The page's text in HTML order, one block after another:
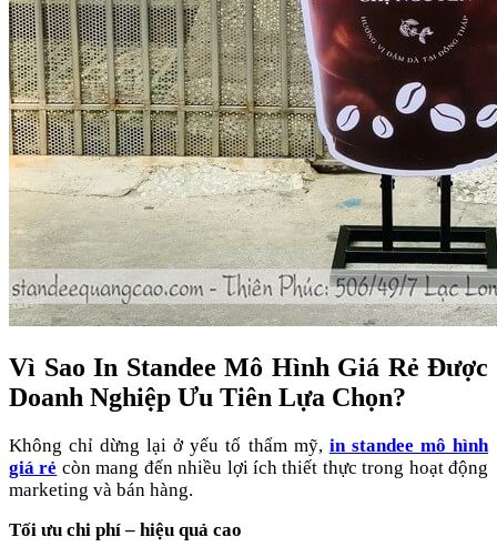
Vì Sao In Standee Mô Hình Giá Rẻ Được
Doanh Nghiệp Ưu Tiên Lựa Chọn?
Không chỉ dừng lại ở yếu tố thẩm mỹ, in standee mô hình
giá rẻ còn mang đến nhiều lợi ích thiết thực trong hoạt động
marketing và bán hàng.
Tối ưu chi phí – hiệu quả cao